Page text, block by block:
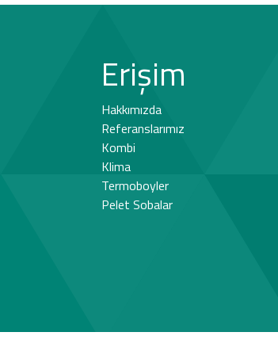
Erişim
Hakkımızda
Referanslarımız
Kombi
Klima
Termoboyler
Pelet Sobalar